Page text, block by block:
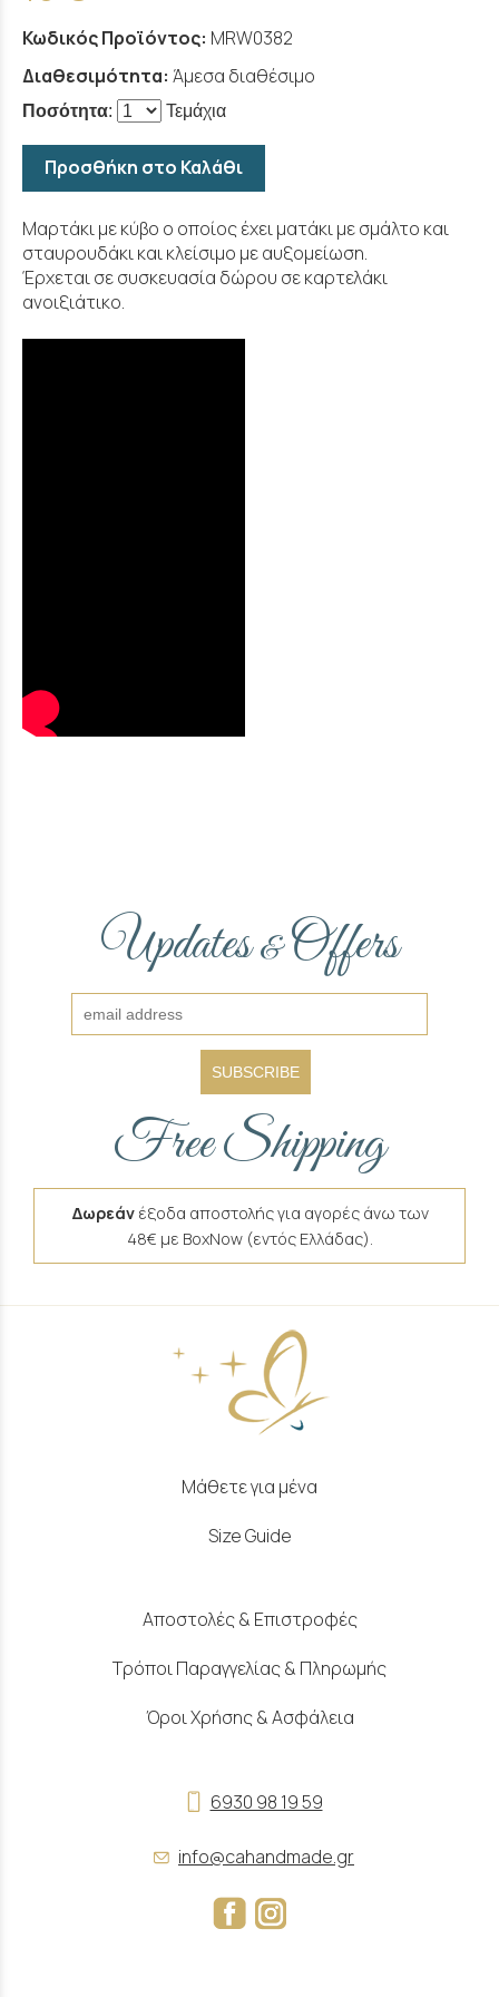
Κωδικός Προϊόντος: MRW0382
Διαθεσιμότητα: Άμεσα διαθέσιμο
Ποσότητα: Τεμάχια
Προσθήκη στο Καλάθι
Μαρτάκι με κύβο ο οποίος έχει ματάκι με σμάλτο και
σταυρουδάκι και κλείσιμο με αυξομείωση.
Έρχεται σε συσκευασία δώρου σε καρτελάκι
ανοιξιάτικο.
Updates&Offers
SUBSCRIBE
Free Shipping
Δωρεάν έξοδα αποστολής για αγορές άνω των
48€ με BoxNow (εντός Ελλάδας).
Μάθετε για μένα
Size Guide
Αποστολές & Επιστροφές
Τρόποι Παραγγελίας & Πληρωμής
Όροι Χρήσης & Ασφάλεια
6930 98 19 59
info@cahandmade.gr